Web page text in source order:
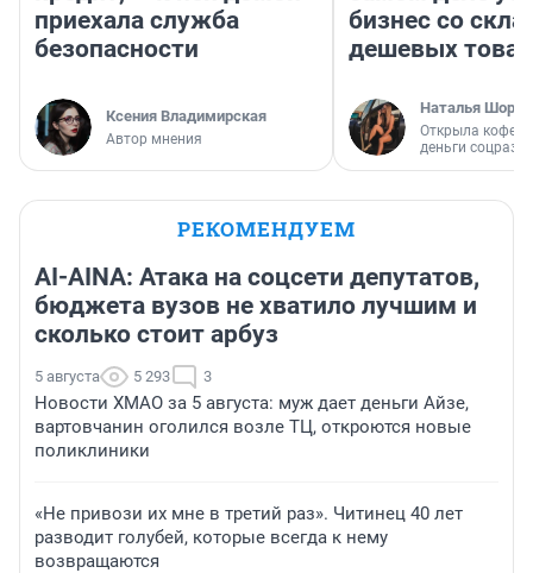
приехала служба
безопасности
Ксения Владимирская
Автор мнения
бизнес со
дешевых
Наталья
Открыла
деньги
РЕКОМЕНДУЕМ
AI-AINA: Атака на соцсети депутатов,
бюджета вузов не хватило лучшим и
сколько стоит арбуз
5 августа 5 293 3
Новости ХМАО за 5 августа: муж дает деньги Айзе,
вартовчанин оголился возле ТЦ, откроются новые
поликлиники
«Не привози их мне в третий раз». Читинец 40 лет
разводит голубей, которые всегда к нему
возвращаются